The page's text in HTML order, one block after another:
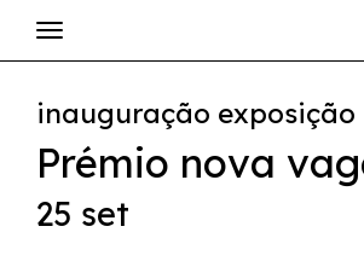
inauguração exposição
Prémio nova
25 set